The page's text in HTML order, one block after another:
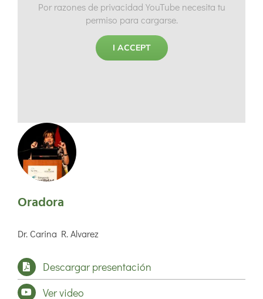
Por razones de privacidad YouTube necesita tu
permiso para cargarse.
I ACCEPT
Oradora
Dr. Carina R. Alvarez
Descargar presentación
Ver video